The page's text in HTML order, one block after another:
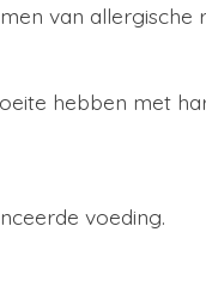
van allergische
hebben met
voeding.